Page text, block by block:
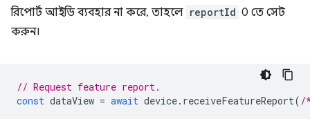
রিপোর্ট আইডি ব্যবহার না করে, তাহলে reportId 0 তে সেট
করুন।
// Request feature report.
const dataView = await device. receiveFeatureReport( /